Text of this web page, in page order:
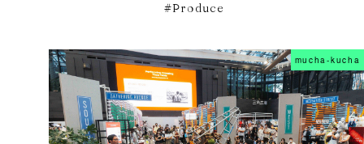
Produce
mucha-kucha